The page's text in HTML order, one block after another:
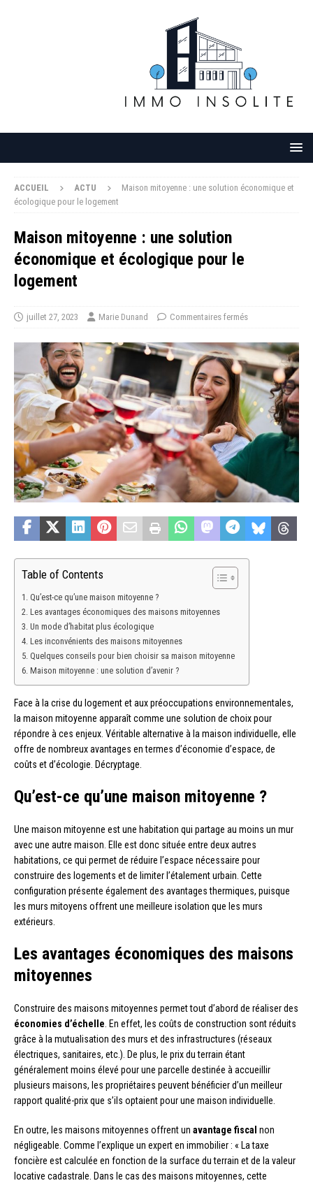
ACCUEIL ACTU
Maison mitoyenne : une solution économique et
écologique pour le logement
Maison mitoyenne : une solution
économique et écologique pour le
logement
juillet 27, 2023 Marie Dunand Commentaires fermés
Table of Contents
Qu’est-ce qu’une maison mitoyenne ?
Les avantages économiques des maisons mitoyennes
Un mode d’habitat plus écologique
Les inconvénients des maisons mitoyennes
Quelques conseils pour bien choisir sa maison mitoyenne
Maison mitoyenne : une solution d’avenir ?
Face à la crise du logement et aux préoccupations environnementales,
la maison mitoyenne apparaît comme une solution de choix pour
répondre à ces enjeux. Véritable alternative à la maison individuelle, elle
offre de nombreux avantages en termes d’économie d’espace, de
coûts et d’écologie. Décryptage.
Qu’est-ce qu’une maison mitoyenne ?
Une maison mitoyenne est une habitation qui partage au moins un mur
avec une autre maison. Elle est donc située entre deux autres
habitations, ce qui permet de réduire l’espace nécessaire pour
construire des logements et de limiter l’étalement urbain. Cette
configuration présente également des avantages thermiques, puisque
les murs mitoyens offrent une meilleure isolation que les murs
extérieurs.
Les avantages économiques des maisons
mitoyennes
Construire des maisons mitoyennes permet tout d’abord de réaliser des
économies d’échelle. En effet, les coûts de construction sont réduits
grâce à la mutualisation des murs et des infrastructures (réseaux
électriques, sanitaires, etc.). De plus, le prix du terrain étant
généralement moins élevé pour une parcelle destinée à accueillir
plusieurs maisons, les propriétaires peuvent bénéficier d’un meilleur
rapport qualité-prix que s’ils optaient pour une maison individuelle.
En outre, les maisons mitoyennes offrent un avantage fiscal non
négligeable. Comme l’explique un expert en immobilier : « La taxe
foncière est calculée en fonction de la surface du terrain et de la valeur
locative cadastrale. Dans le cas des maisons mitoyennes, cette